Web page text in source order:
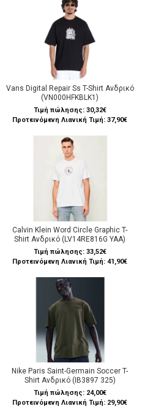
Vans Digital Repair Ss T-Shirt Ανδρικό
(VN000HFKBLK1)
Τιμή πώλησης: 30,32€
Προτεινόμενη Λιανική Τιμή: 37,90€
Calvin Klein Word Circle Graphic T-
Shirt Ανδρικό (LV14RE816G YAA)
Τιμή πώλησης: 33,52€
Προτεινόμενη Λιανική Τιμή: 41,90€
Nike Paris Saint-Germain Soccer T-
Shirt Ανδρικό (IB3897 325)
Τιμή πώλησης: 24,00€
Προτεινόμενη Λιανική Τιμή: 29,90€